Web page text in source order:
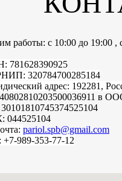
работы: с 10:00 до 19:00 ,
781628390925
320784700285184
адрес: 192281,
в
044525104
pariol.spb@gmail.com
+7-989-353-77-12